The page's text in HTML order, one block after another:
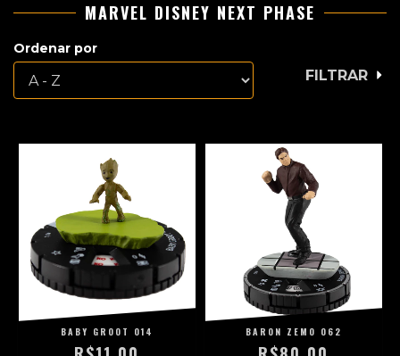
MARVEL DISNEY NEXT PHASE
Ordenar por
FILTRAR
BABY GROOT 014 BARON ZEMO 062